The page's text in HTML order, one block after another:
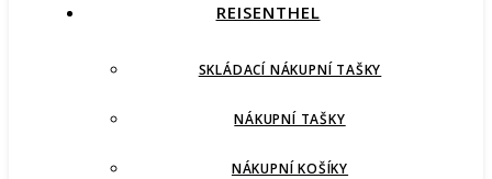
REISENTHEL
SKLÁDACÍ NÁKUPNÍ TAŠKY
NÁKUPNÍ TAŠKY
NÁKUPNÍ KOŠÍKY